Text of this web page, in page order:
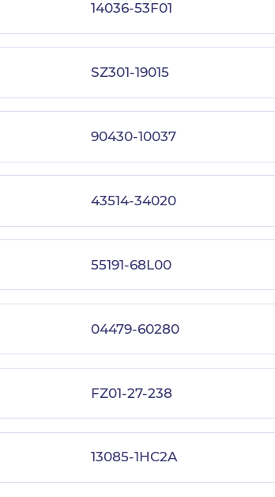
14036-53F01
SZ301-19015
90430-10037
43514-34020
55191-68L00
04479-60280
FZ01-27-238
13085-1HC2A